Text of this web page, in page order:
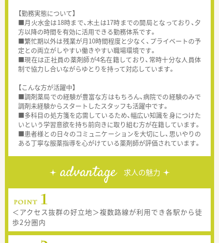
【勤務実態について】
■月火水金は18時まで、木土は17時までの開局となっており、夕
方以降の時間を有効に活用できる勤務体系です。
■繁忙期以外は残業が月10時間程度と少なく、プライベートの予
定との両立がしやすい働きやすい職場環境です。
■現在は正社員の薬剤師が4名在籍しており、常時十分な人員体
制で協力し合いながらゆとりを持って対応しています。
【こんな方が活躍中】
■調剤薬局での経験が豊富な方はもちろん、病院での経験のみで
調剤未経験からスタートしたスタッフも活躍中です。
■多科目の処方箋を応需しているため、幅広い知識を身につけた
いという学習意欲を持ち前向きに取り組む方が在籍しています。
■患者様との日々のコミュニケーションを大切にし、思いやりの
ある丁寧な服薬指導を心がけている薬剤師が評価されています。
advantage 求人の魅力
＜アクセス抜群の好立地＞複数路線が利用でき各駅から徒
歩2分圏内